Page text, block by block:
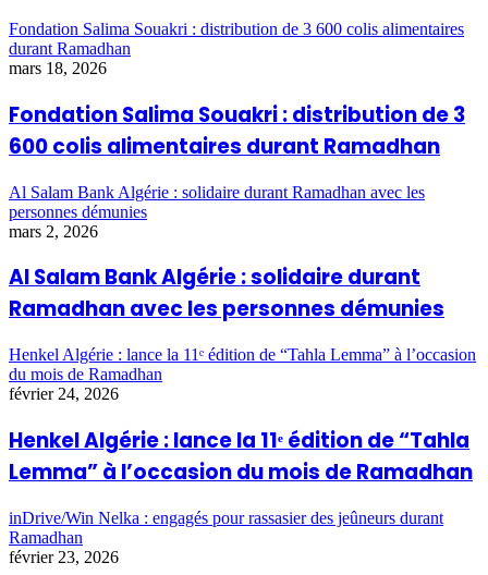
Fondation Salima Souakri : distribution de 3 600 colis alimentaires
durant Ramadhan
mars 18, 2026
Fondation Salima Souakri : distribution de 3
600 colis alimentaires durant Ramadhan
Al Salam Bank Algérie : solidaire durant Ramadhan avec les
personnes démunies
mars 2, 2026
Al Salam Bank Algérie : solidaire durant
Ramadhan avec les personnes démunies
Henkel Algérie : lance la 11ᵉ édition de “Tahla Lemma” à l’occasion
du mois de Ramadhan
février 24, 2026
Henkel Algérie : lance la 11ᵉ édition de “Tahla
Lemma” à l’occasion du mois de Ramadhan
inDrive/Win Nelka : engagés pour rassasier des jeûneurs durant
Ramadhan
février 23, 2026